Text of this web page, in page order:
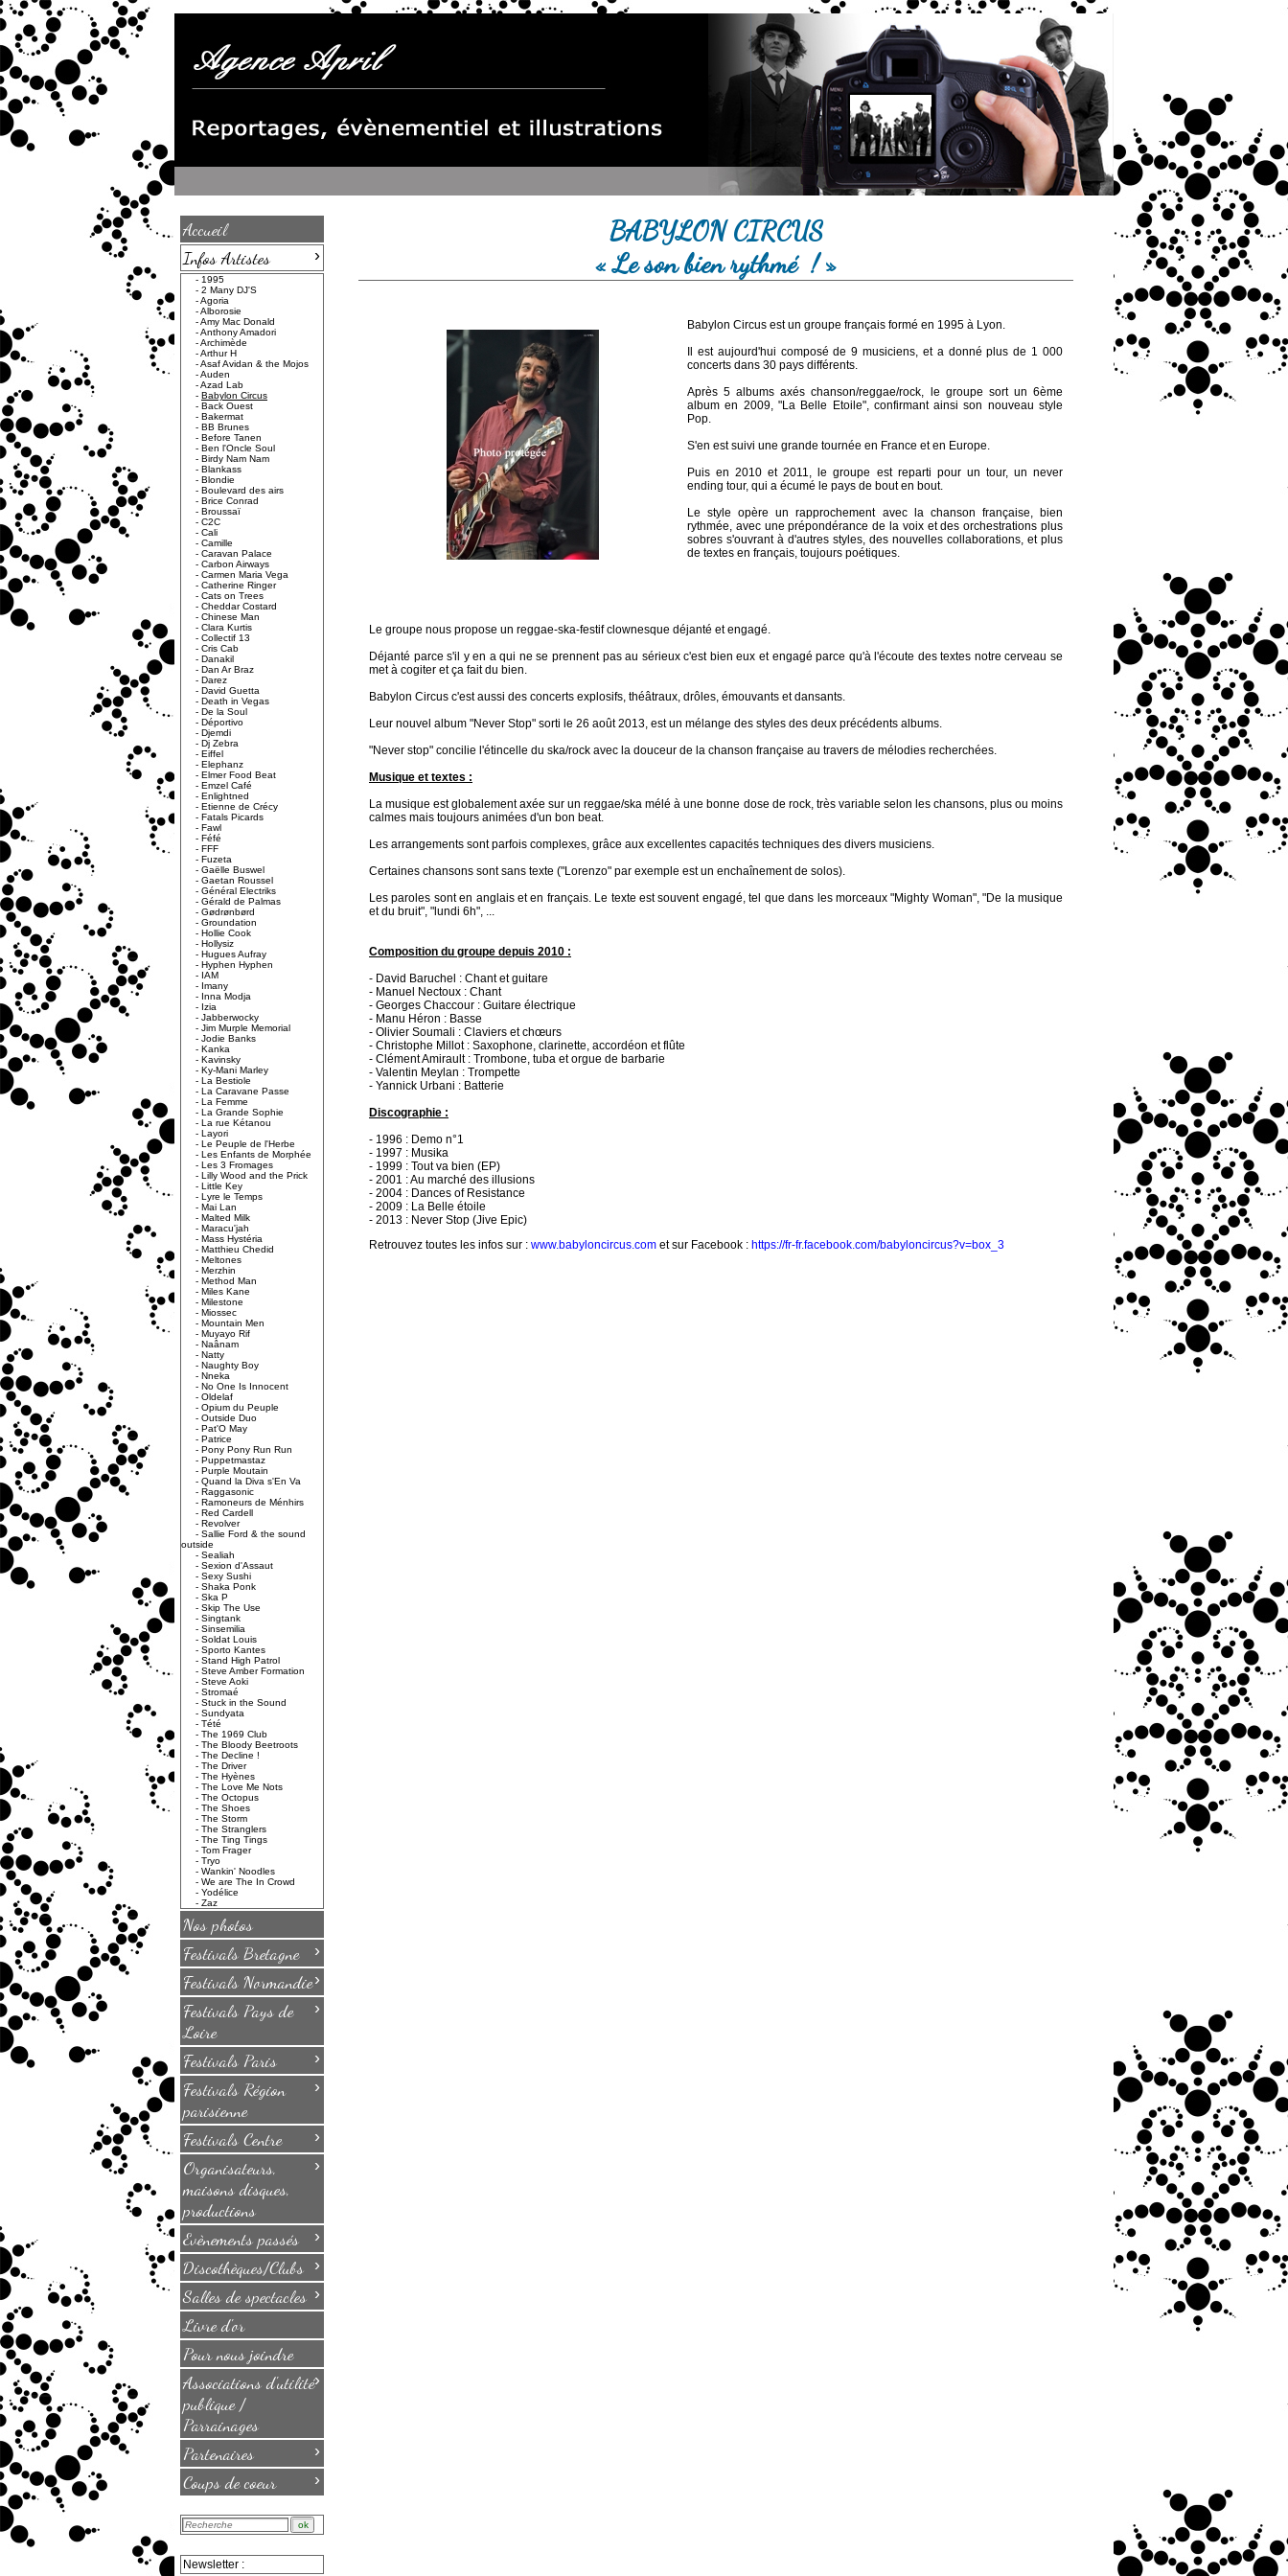
Accueil
Infos Artistes
›
- 1995
- 2 Many DJ'S
-Agoria
-Alborosie
-Amy Mac Donald
-Anthony Amadori
-Archimède
-Arthur H
-Asaf Avidan & the Mojos
-Auden
-Azad Lab
- Babylon Circus
- Back Ouest
- Bakermat
- BB Brunes
- Before Tanen
- Ben l'Oncle Soul
- Birdy Nam Nam
- Blankass
- Blondie
- Boulevard des airs
- Brice Conrad
- Broussaï
- C2C
- Cali
- Camille
- Caravan Palace
- Carbon Airways
- Carmen Maria Vega
- Catherine Ringer
- Cats on Trees
- Cheddar Costard
- Chinese Man
- Clara Kurtis
- Collectif 13
- Cris Cab
- Danakil
- Dan Ar Braz
- Darez
- David Guetta
- Death in Vegas
- De la Soul
- Déportivo
- Djemdi
- Dj Zebra
- Eiffel
- Elephanz
- Elmer Food Beat
- Emzel Café
- Enlightned
- Etienne de Crécy
- Fatals Picards
- Fawl
- Féfé
- FFF
- Fuzeta
- Gaëlle Buswel
- Gaetan Roussel
- Général Electriks
- Gérald de Palmas
- Gødrønbørd
- Groundation
- Hollie Cook
- Hollysiz
- Hugues Aufray
- Hyphen Hyphen
- IAM
- Imany
- Inna Modja
- Izia
- Jabberwocky
- Jim Murple Memorial
- Jodie Banks
- Kanka
- Kavinsky
- Ky-Mani Marley
- La Bestiole
- La Caravane Passe
- La Femme
- La Grande Sophie
- La rue Kétanou
- Layori
- Le Peuple de l'Herbe
- Les Enfants de Morphée
- Les 3 Fromages
- Lilly Wood and the Prick
- Little Key
- Lyre le Temps
- Mai Lan
- Malted Milk
- Maracu'jah
- Mass Hystéria
- Matthieu Chedid
- Meltones
- Merzhin
- Method Man
- Miles Kane
- Milestone
- Miossec
- Mountain Men
- Muyayo Rif
- Naânam
- Natty
- Naughty Boy
- Nneka
- No One Is Innocent
- Oldelaf
- Opium du Peuple
- Outside Duo
- Pat'O May
- Patrice
- Pony Pony Run Run
- Puppetmastaz
- Purple Moutain
- Quand la Diva s'En Va
- Raggasonic
- Ramoneurs de Ménhirs
- Red Cardell
- Revolver
- Sallie Ford & the sound
outside
- Sealiah
- Sexion d'Assaut
- Sexy Sushi
- Shaka Ponk
- Ska P
- Skip The Use
- Singtank
- Sinsemilia
- Soldat Louis
- Sporto Kantes
- Stand High Patrol
- Steve Amber Formation
- Steve Aoki
- Stromaé
- Stuck in the Sound
- Sundyata
- Tété
- The 1969 Club
- The Bloody Beetroots
- The Decline !
- The Driver
- The Hyènes
- The Love Me Nots
- The Octopus
- The Shoes
- The Storm
- The Stranglers
- The Ting Tings
- Tom Frager
- Tryo
- Wankin' Noodles
- We are The In Crowd
- Yodélice
- Zaz
Nos photos
Festivals Bretagne
›
Festivals Normandie›
Festivals Pays de
Loire
›
Festivals Paris ›
Festivals Région
parisienne
›
Festivals Centre ›
Organisateurs,
maisons disques,
productions
›
Evènements passés ›
Discothèques/Clubs ›
Salles de spectacles ›
Livre d'or
Pour nous joindre
Associations d'utilité
publique /
Parrainages
›
Partenaires ›
Coups de coeur ›
Newsletter :
BABYLON CIRCUS
« Le son bien rythmé ! »
Babylon Circus est un groupe français formé en 1995 à Lyon.
Il est aujourd'hui composé de 9 musiciens, et a donné plus de 1 000
concerts dans 30 pays différents.
Après 5 albums axés chanson/reggae/rock, le groupe sort un 6ème
album en 2009, "La Belle Etoile", confirmant ainsi son nouveau style
Pop.
S'en est suivi une grande tournée en France et en Europe.
Puis en 2010 et 2011, le groupe est reparti pour un tour, un never
ending tour, qui a écumé le pays de bout en bout.
Le style opère un rapprochement avec la chanson française, bien
rythmée, avec une prépondérance de la voix et des orchestrations plus
sobres s'ouvrant à d'autres styles, des nouvelles collaborations, et plus
de textes en français, toujours poétiques.
Le groupe nous propose un reggae-ska-festif clownesque déjanté et engagé.
Déjanté parce s'il y en a qui ne se prennent pas au sérieux c'est bien eux et engagé parce qu'à l'écoute des textes notre cerveau se
met à cogiter et ça fait du bien.
Babylon Circus c'est aussi des concerts explosifs, théâtraux, drôles, émouvants et dansants.
Leur nouvel album "Never Stop" sorti le 26 août 2013, est un mélange des styles des deux précédents albums.
"Never stop" concilie l'étincelle du ska/rock avec la douceur de la chanson française au travers de mélodies recherchées.
Musique et textes :
La musique est globalement axée sur un reggae/ska mélé à une bonne dose de rock, très variable selon les chansons, plus ou moins
calmes mais toujours animées d'un bon beat.
Les arrangements sont parfois complexes, grâce aux excellentes capacités techniques des divers musiciens.
Certaines chansons sont sans texte ("Lorenzo" par exemple est un enchaînement de solos).
Les paroles sont en anglais et en français. Le texte est souvent engagé, tel que dans les morceaux "Mighty Woman", "De la musique
et du bruit", "lundi 6h", ...
Composition du groupe depuis 2010 :
- David Baruchel : Chant et guitare
- Manuel Nectoux : Chant
- Georges Chaccour : Guitare électrique
- Manu Héron : Basse
- Olivier Soumali : Claviers et chœurs
- Christophe Millot : Saxophone, clarinette, accordéon et flûte
- Clément Amirault : Trombone, tuba et orgue de barbarie
- Valentin Meylan : Trompette
- Yannick Urbani : Batterie
Discographie :
- 1996 : Demo n°1
- 1997 : Musika
- 1999 : Tout va bien (EP)
- 2001 : Au marché des illusions
- 2004 : Dances of Resistance
- 2009 : La Belle étoile
- 2013 : Never Stop (Jive Epic)
Retrouvez toutes les infos sur : www.babyloncircus.com et sur Facebook : https://fr-fr.facebook.com/babyloncircus?v=box_3